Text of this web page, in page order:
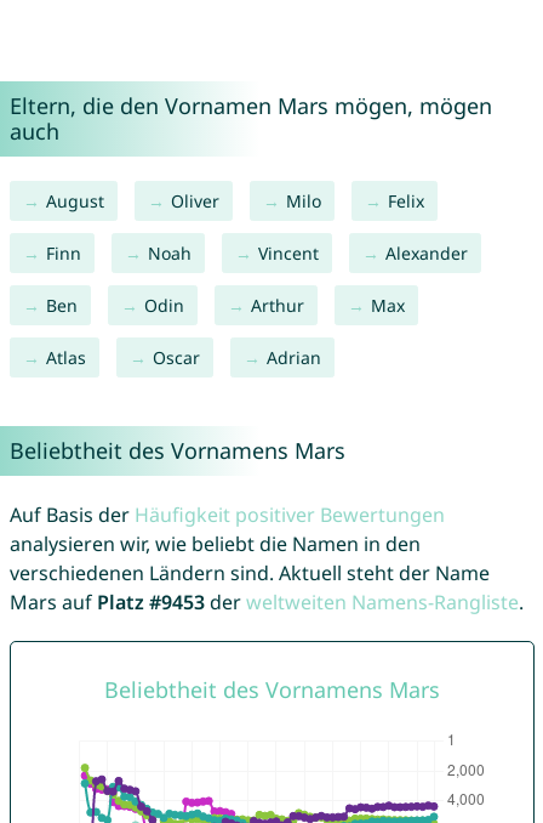
Eltern, die den Vornamen Mars mögen, mögen
auch
August Oliver Milo Felix
Finn Noah Vincent Alexander
Ben Odin Arthur Max
Atlas Oscar Adrian
Beliebtheit des Vornamens Mars
Auf Basis der Häufigkeit positiver Bewertungen
analysieren wir, wie beliebt die Namen in den
verschiedenen Ländern sind. Aktuell steht der Name
Mars auf Platz #9453derweltweiten Namens-Rangliste.